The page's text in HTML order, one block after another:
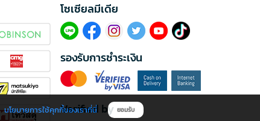
โซเซียลมีเดีย​
รองรับการชำระเงิน
Verified by
นโยบายการใช้คุกกี้ของเราที่นี่ ยอมรับ